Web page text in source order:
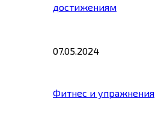
достижениям
07.05.2024
Фитнес и упражнения